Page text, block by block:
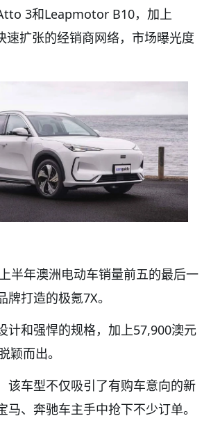
3和Leapmotor B10，加上
速扩张的经销商网络，市场曝光度
半年澳洲电动车销量前五的最后一
打造的极氪7X。
计和强悍的规格，加上57,900澳元
颖而出。
该车型不仅吸引了有购车意向的新
马、奔驰车主手中抢下不少订单。